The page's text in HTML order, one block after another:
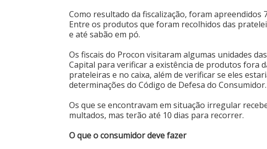
Como resultado da fiscalização, foram apreendidos
Entre os produtos que foram recolhidos das
e até sabão em pó.
Os fiscais do Procon visitaram algumas unidades
Capital para verificar a existência de produtos fora
prateleiras e no caixa, além de verificar se eles
determinações do Código de Defesa do Consumidor.
Os que se encontravam em situação irregular
multados, mas terão até 10 dias para recorrer.
O que o consumidor deve fazer